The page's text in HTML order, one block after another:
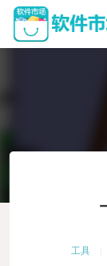
工具